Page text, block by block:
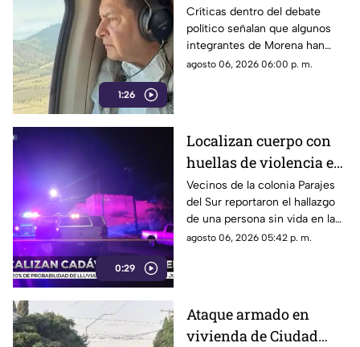
1:26
Morena por presuntos
gastos alejados de la
austeridad
Críticas dentro del debate
político señalan que algunos
integrantes de Morena han
sido señalados por realizar
agosto 06, 2026 06:00 p. m.
0:29
Localizan cuerpo con
huellas de violencia en
calles de Parajes del
Sur | VIDEO
Vecinos de la colonia Parajes
del Sur reportaron el hallazgo
de una persona sin vida en la
vía pública.
agosto 06, 2026 05:42 p. m.
Ataque armado en
vivienda de Ciudad